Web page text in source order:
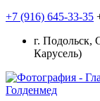
+7 (916) 645-33-35
г. Подольск,
Карусель)
Голденмед